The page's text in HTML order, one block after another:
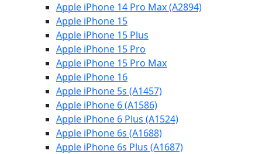
Apple iPhone 14 Pro Max (A2894)
Apple iPhone 15
Apple iPhone 15 Plus
Apple iPhone 15 Pro
Apple iPhone 15 Pro Max
Apple iPhone 16
Apple iPhone 5s (A1457)
Apple iPhone 6 (A1586)
Apple iPhone 6 Plus (A1524)
Apple iPhone 6s (A1688)
Apple iPhone 6s Plus (A1687)